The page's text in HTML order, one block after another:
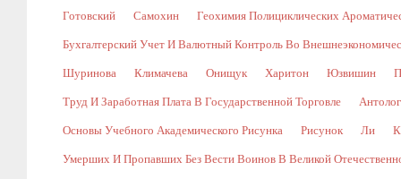
Готовский Самохин Геохимия Полициклических
Бухгалтерский Учет И Валютный Контроль Во
Шуринова Климачева Онищук Харитон Юзвишин
Труд И Заработная Плата В Государственной Торговле
Основы Учебного Академического Рисунка Рисунок Ли
Умерших И Пропавших Без Вести Воинов В Великой